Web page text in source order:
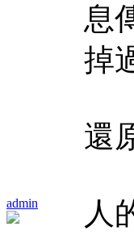
admin
息
掉
還
人